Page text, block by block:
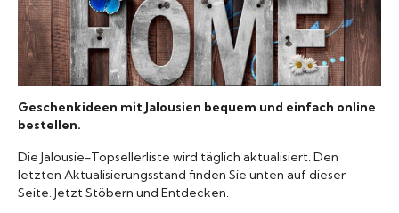
Spirituosen
Sport
Wohnen
Geschenkideen mit Jalousien bequem und einfach online
bestellen.
Die Jalousie-Topsellerliste wird täglich aktualisiert. Den
letzten Aktualisierungsstand finden Sie unten auf dieser
Seite. Jetzt Stöbern und Entdecken.